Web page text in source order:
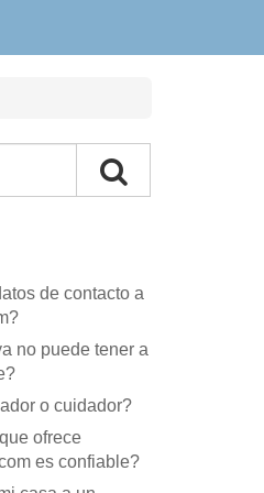
de contacto a
no puede tener a
o cuidador?
ofrece
es confiable?